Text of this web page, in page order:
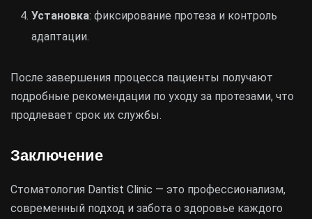
Установка: фиксирование протеза и контроль
адаптации.
После завершения процесса пациенты получают
подробные рекомендации по уходу за протезами, что
продлевает срок их службы.
Заключение
Стоматология Dantist Clinic — это профессионализм,
современный подход и забота о здоровье каждого